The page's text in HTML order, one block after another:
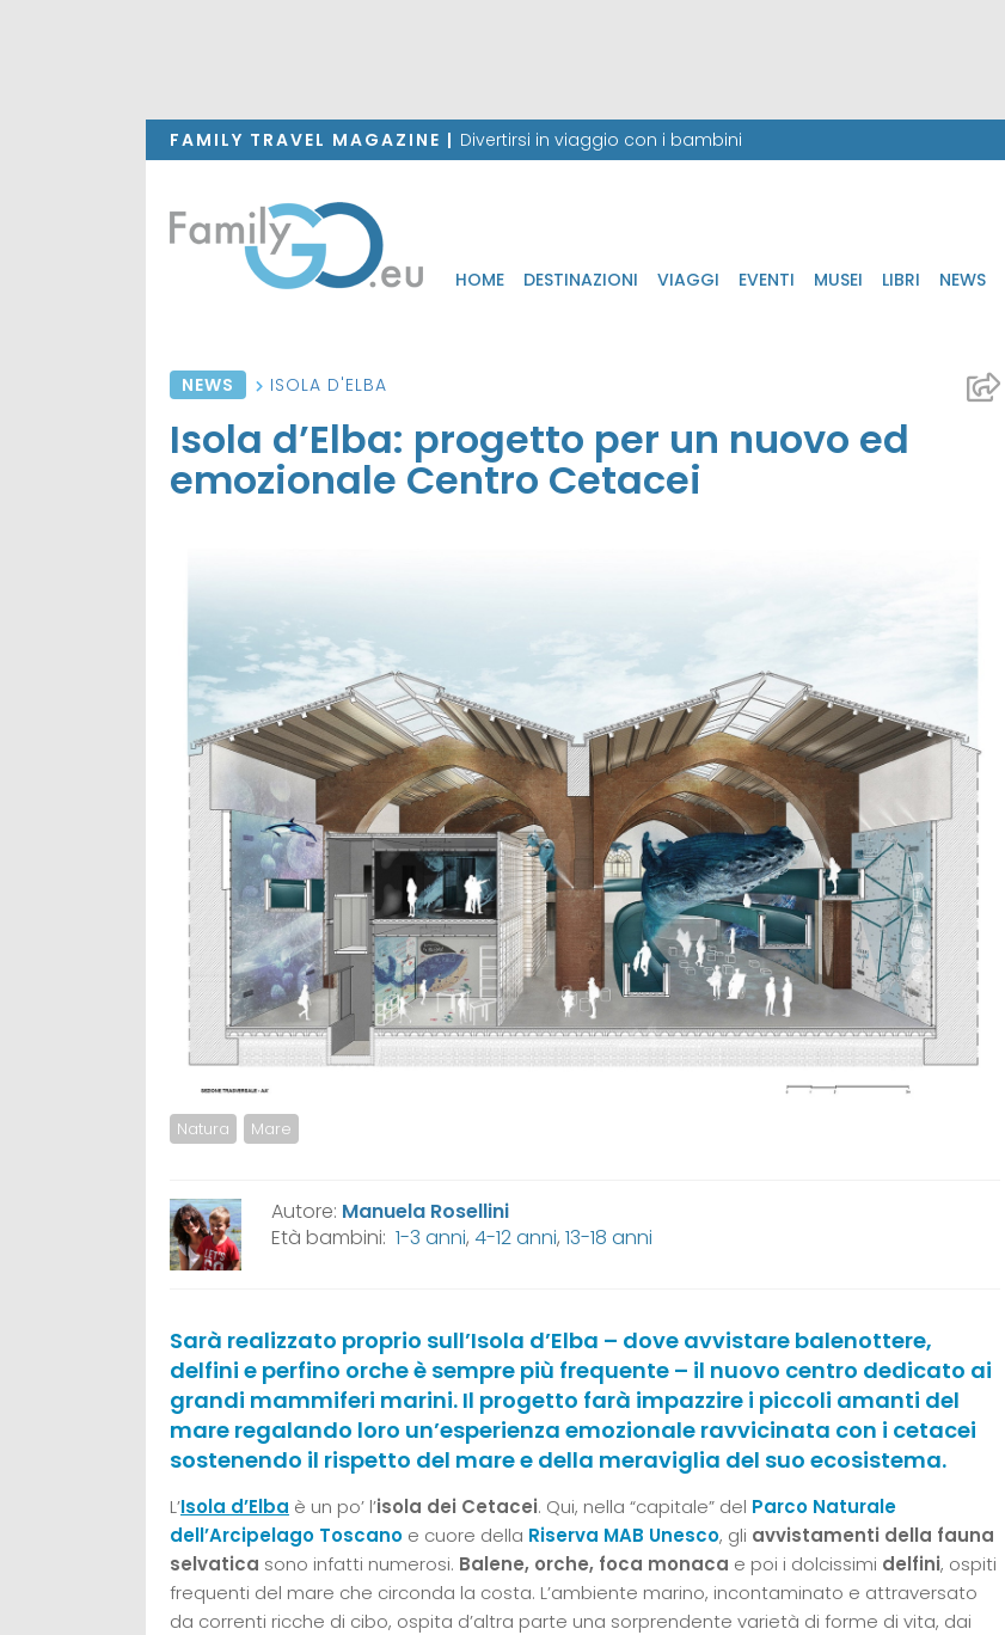
FAMILY TRAVEL MAGAZINE | Divertirsi in viaggio con i bambini
HOME DESTINAZIONI VIAGGI EVENTI MUSEI LIBRI NEWS
NEWS ISOLA D'ELBA
Isola d’Elba: progetto per un nuovo ed
emozionale Centro Cetacei
Natura Mare
Autore: Manuela Rosellini
Età bambini: 1-3 anni, 4-12 anni, 13-18 anni
Sarà realizzato proprio sull’Isola d’Elba – dove avvistare balenottere,
delfini e perfino orche è sempre più frequente – il nuovo centro dedicato ai
grandi mammiferi marini. Il progetto farà impazzire i piccoli amanti del
mare regalando loro un’esperienza emozionale ravvicinata con i cetacei
sostenendo il rispetto del mare e della meraviglia del suo ecosistema.
L’Isola d’Elba è un po’ l’isola dei Cetacei. Qui, nella “capitale” del Parco Naturale
dell’Arcipelago Toscano e cuore della Riserva MAB Unesco, gli avvistamenti della fauna
selvatica sono infatti numerosi. Balene, orche, foca monaca e poi i dolcissimi delfini, ospiti
frequenti del mare che circonda la costa. L’ambiente marino, incontaminato e attraversato
da correnti ricche di cibo, ospita d’altra parte una sorprendente varietà di forme di vita, dai